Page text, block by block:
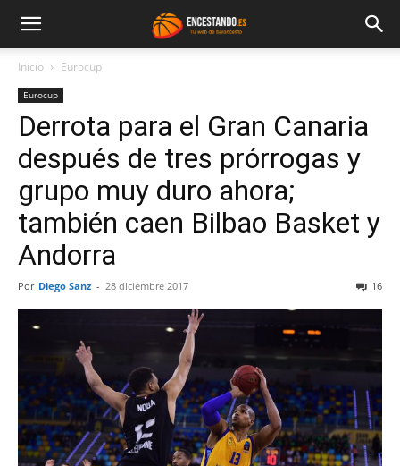
Inicio Eurocup
Eurocup
Derrota para el Gran Canaria
después de tres prórrogas y
grupo muy duro ahora;
también caen Bilbao Basket y
Andorra
Por Diego Sanz - 28 diciembre 2017 16